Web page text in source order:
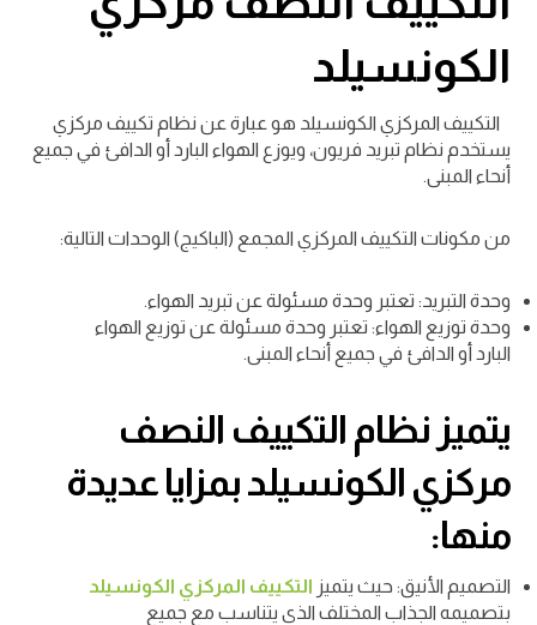
الكونسيلد
التكييف المركزي الكونسيلد هو عبارة عن نظام تكييف مركزي
يستخدم نظام تبريد فريون، ويوزع الهواء البارد أو الدافئ في جميع
أنحاء المبنى.
من مكونات التكييف المركزي المجمع (الباكيج) الوحدات التالية:
وحدة التبريد: تعتبر وحدة مسئولة عن تبريد الهواء.
وحدة توزيع الهواء: تعتبر وحدة مسئولة عن توزيع الهواء
البارد أو الدافئ في جميع أنحاء المبنى.
يتميز نظام التكييف النصف
مركزي الكونسيلد بمزايا عديدة
منها:
التصميم الأنيق: حيث يتميز التكييف المركزي الكونسيلد
بتصميمه الجذاب المختلف الذي يتناسب مع جميع